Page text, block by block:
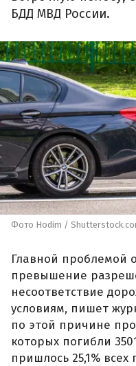
БДД МВД России.
Фото Hodim /
Главной проблемой
превышение
несоответствие
условиям, пишет
по этой причине
которых погибли
пришлось 25,1%